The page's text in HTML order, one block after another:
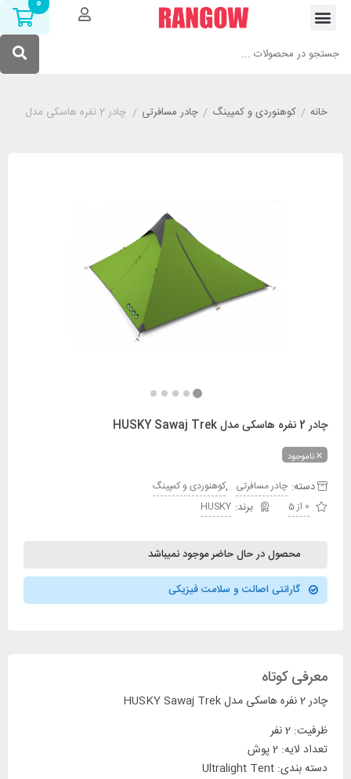
خانه/ کوهنوردی و کمپینگ/ چادر مسافرتی/ چادر 2 نفره هاسکی مدل HUSKY Sawaj Trek
چادر 2 نفره هاسکی مدل HUSKY Sawaj Trek
ناموجود
دسته: چادر مسافرتی
کوهنوردی و کمپینگ
0 از 5
HUSKY
محصول در حال حاضر موجود نمیباشد
گارانتی اصالت و سلامت فیزیکی
معرفی کوتاه
چادر 2 نفره هاسکی مدل HUSKY Sawaj Trek
ظرفیت: 2 نفر
تعداد لایه: 2 پوش
دسته بندی: Ultralight Tent